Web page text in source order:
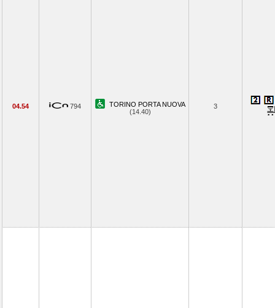
04.54 794
TORINO PORTA NUOVA
(14.40)
3